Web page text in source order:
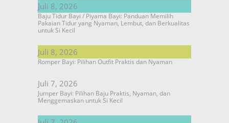
Juli 8, 2026
Baju Tidur Bayi / Piyama Bayi: Panduan Memilih
Pakaian Tidur yang Nyaman, Lembut, dan Berkualitas
untuk Si Kecil
Juli 8, 2026
Romper Bayi: Pilihan Outfit Praktis dan Nyaman
Juli 7, 2026
Jumper Bayi: Pilihan Baju Praktis, Nyaman, dan
Menggemaskan untuk Si Kecil